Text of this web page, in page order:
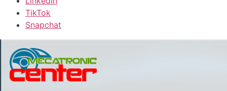
TikTok
Snapchat